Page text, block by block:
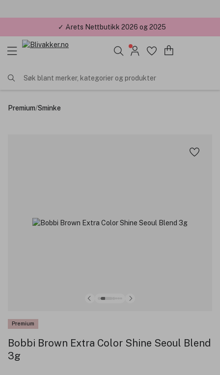
✓ Årets Nettbutikk 2026 og 2025
Søk blant merker, kategorier og produkter
Premium/Sminke
Premium
Bobbi Brown Extra Color Shine Seoul Blend
3g